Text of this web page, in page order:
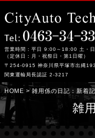
営業時間：平日 9:00～18:00 土・
（定休日：月・祝祭日・第1日曜）
〒254-0915 神奈川県平塚市出縄
関東運輸局長認証 2-3217
HOME> 雑用係の日記： 新着
雑